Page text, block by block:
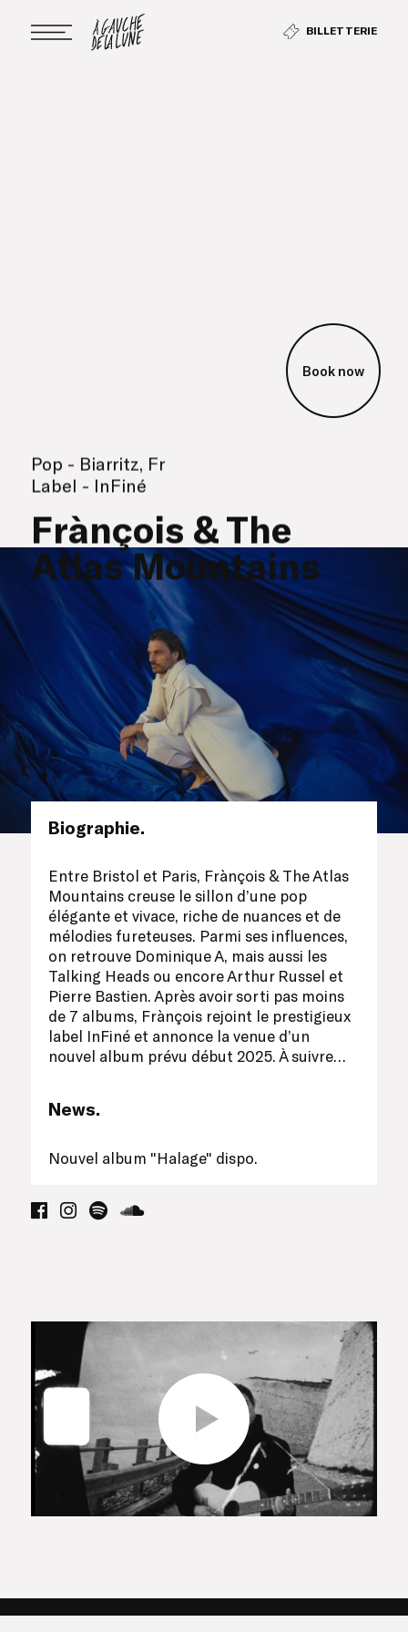
BILLETTERIE
Book now
Pop - Biarritz, Fr
Label - InFiné
Frànçois & The
Atlas Mountains
Biographie.
Entre Bristol et Paris, Frànçois & The Atlas
Mountains creuse le sillon d’une pop
élégante et vivace, riche de nuances et de
mélodies fureteuses. Parmi ses influences,
on retrouve Dominique A, mais aussi les
Talking Heads ou encore Arthur Russel et
Pierre Bastien. Après avoir sorti pas moins
de 7 albums, Frànçois rejoint le prestigieux
label InFiné et annonce la venue d’un
nouvel album prévu début 2025. À suivre…
News.
Nouvel album "Halage" dispo.